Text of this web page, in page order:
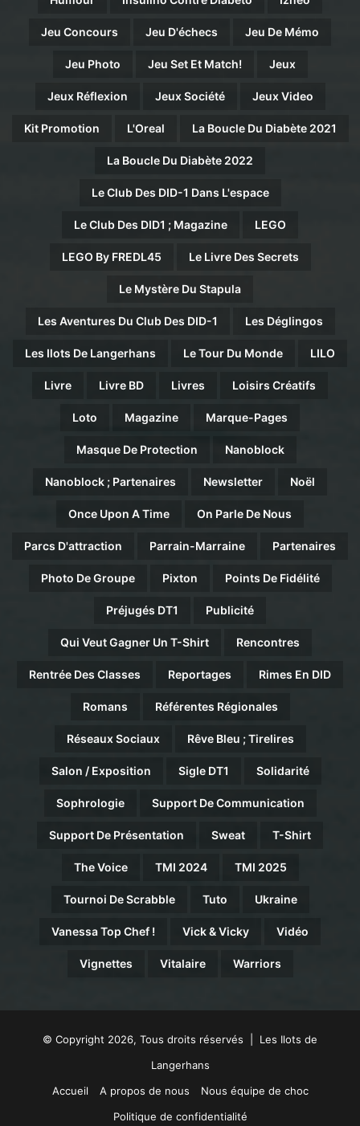
Jeu Concours Jeu D'échecs Jeu De Mémo
Jeu Photo Jeu Set Et Match! Jeux
Jeux Réflexion Jeux Société Jeux Video
Kit Promotion L'Oreal La Boucle Du Diabète 2021
La Boucle Du Diabète 2022
Le Club Des DID-1 Dans L'espace
Le Club Des DID1 ; Magazine LEGO
LEGO By FREDL45 Le Livre Des Secrets
Le Mystère Du Stapula
Les Aventures Du Club Des DID-1 Les Déglingos
Les Ilots De Langerhans Le Tour Du Monde LILO
Livre Livre BD Livres Loisirs Créatifs
Loto Magazine Marque-Pages
Masque De Protection Nanoblock
Nanoblock ; Partenaires Newsletter Noël
Once Upon A Time On Parle De Nous
Parcs D'attraction Parrain-Marraine Partenaires
Photo De Groupe Pixton Points De Fidélité
Préjugés DT1 Publicité
Qui Veut Gagner Un T-Shirt Rencontres
Rentrée Des Classes Reportages Rimes En DID
Romans Référentes Régionales
Réseaux Sociaux Rêve Bleu ; Tirelires
Salon / Exposition Sigle DT1 Solidarité
Sophrologie Support De Communication
Support De Présentation Sweat T-Shirt
The Voice TMI 2024 TMI 2025
Tournoi De Scrabble Tuto Ukraine
Vanessa Top Chef ! Vick & Vicky Vidéo
Vignettes Vitalaire Warriors
© Copyright 2026, Tous droits réservés | Les Ilots de
Langerhans
Accueil
A propos de nous
Nous équipe de choc
Politique de confidentialité